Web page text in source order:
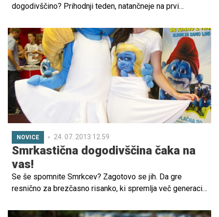
dogodivščino? Prihodnji teden, natančneje na prvi
uspešnice animiranega in igranega filma Smrkci2, mi pa
bomo 5 srečnežev odpeljali že na premiero filma, ki se
bo zgodila to nedeljo v ljubljanskem Koloseju. Preverite,
kdo so nagrajenci!
NOVICE 24. 07. 2013 12.59
Smrkastična dogodivščina čaka na
vas!
Se še spomnite Smrkcev? Zagotovo se jih. Da gre
resnično za brezčasno risanko, ki spremlja več generacij,
otroke in odrasle po svetu. Bliža pa se tudi slovenska